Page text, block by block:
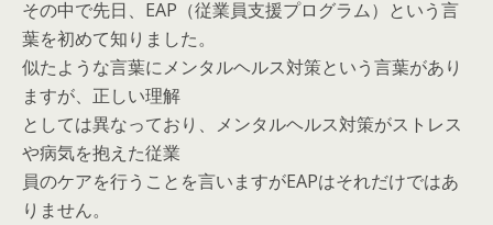
その中で先日、EAP（従業員支援プログラム）という言
葉を初めて知りました。
似たような言葉にメンタルヘルス対策という言葉があり
ますが、正しい理解
としては異なっており、メンタルヘルス対策がストレス
や病気を抱えた従業
員のケアを行うことを言いますがEAPはそれだけではあ
りません。